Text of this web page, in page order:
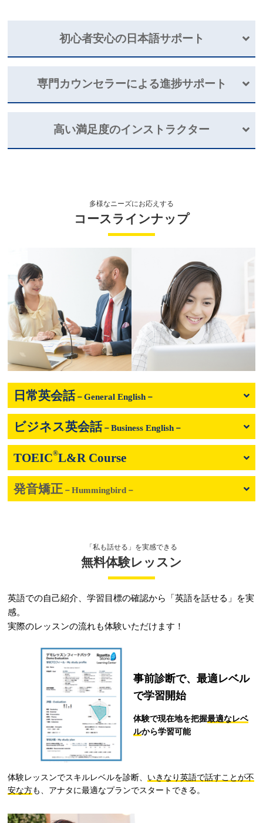
初心者安心の日本語サポート
77％が
わからない箇所を
日本語でサポートするから安
専門カウンセラーによる進捗サポート
学習のプロによる
るようになるために、レッスンのスケジューリング
のタイミングなどを、ご状況に合わせて適切に
プランニング
高い満足度のインストラクター
マンツーマンレッスン
で初心者でも安心
あなたの目的やレベルに合わせたレッスンが 着実な成長
ト。
万が一ご満足いただけなかった場合は
無償で再受講も可能です。
多様なニーズにお応えする
コースラインナップ
日常英会話－General English－
プライベートや海外旅行を充実させる
日常英会話／旅行英会話
レッスン料金サンプル
受講回数 32回 通学期間目安
32回 通学期間目安 7ヶ月
受講回数 64回 通学期間目安 7ヶ月
・一部利用できないスクールがございます。詳しくはお問い合わせください。
・１レッスン50分。
・別途、入学金33,000円（税込）および 教材費が必要となります。
・受講回数が同じでも、通い方（通学ペース）により通学期間目安、受講料は異なります。
※複数パックの割引が適用されております。
留学や海外生活に備える
海外留学／海外生活／ワーキングホリデー
レッスン料金サンプル
受講回数 32回 通学期間目安 4ヶ月 ￥256,960
ビジネス英会話－Business English－
英語初心者から安心して学べる
仕事／海外出張／プレゼン／交渉／ミーティン
グ 他
受講回数 32回 通学期間目安 7ヶ月 ￥292,160
・別途、入学金33,000円（税込）および 教材費が必要となります。
・受講回数が同じでも、通い方（通学ペース）により通学期間目安、受講料は異なります。
TOEIC®L&R Course
就職・転職などに スコアを集中的に伸ばす
資格対策（TOEIC®L&R）
通学期間目安 4ヶ月
レッスン料金サンプル
38回 通学期間目安 8ヶ月
・一部利用できないスクールがございます。詳しくはお問い合わせください。
・１レッスン50分。
・別途、入学金33,000円（税込）および 教材費が必要となります。
・受講回数が同じでも、通い方（通学ペース）により通学期間目安、受講料は異なります。
発音矯正 －Hummingbird－
「私も話せる」を実感できる
無料体験レッスン
英語での自己紹介、学習目標の確認から「英語を話せる」を実
感。
実際のレッスンの流れも体験いただけます！
事前診断で、最適レベル
で学習開始
体験で現在地を把握最適なレベ
ルから学習可能
体験レッスンでスキルレベルを診断、 いきなり英語で話すことが不
安な方も、アナタに最適なプランでスタートできる。